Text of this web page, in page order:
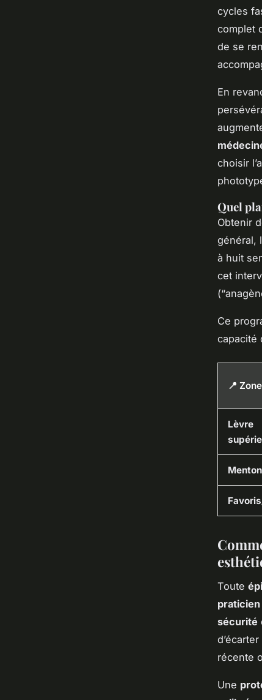
cycles
complet
de se
En
choisir
Quel
Obtenir
général,
à huit
cet
Ce
capacité
📍
Lèvre
Menton
Toute
sécurité
récente
Une